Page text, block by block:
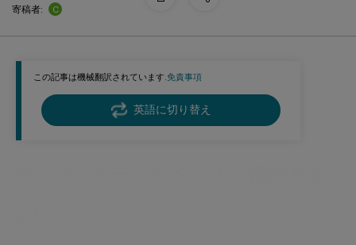
この記事は機械翻訳されています.免責事項
英語に切り替え
寄稿者:
C